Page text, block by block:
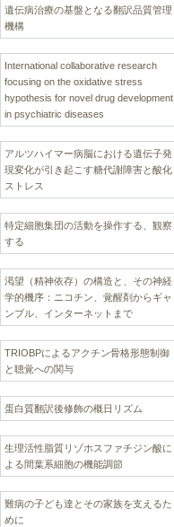
遺伝病治療の基盤となる翻訳品質管理
機構
International collaborative research
focusing on the oxidative stress
hypothesis for novel drug development
in psychiatric diseases
アルツハイマー病脳における遺伝子発
現変化が引き起こす糖代謝障害と酸化
ストレス
特定細胞集団の活動を操作する、観察
する
渇望（精神依存）の構造と、その神経
学的機序：ニコチン、覚醒剤からギャ
ンブル、インターネットまで
TRIOBPによるアクチン骨格形態制御
と聴覚への関与
蛋白質翻訳後修飾の概日リズム
生理活性脂質リゾホスファチジン酸に
よる間葉系細胞の機能調節
難病の子ども達とその家族を支えるた
めに